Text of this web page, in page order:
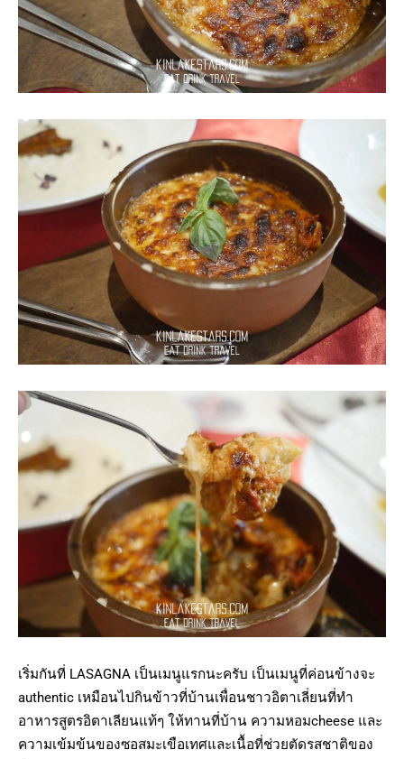
เริ่มกันที่ LASAGNA เป็นเมนูแรกนะครับ เป็นเมนูที่ค่อนข้างจะ
authentic เหมือนไปกินข้าวที่บ้านเพื่อนชาวอิตาเลี่ยนที่ทำ
อาหารสูตรอิตาเลียนแท้ๆ ให้ทานที่บ้าน ความหอมcheese และ
ความเข้มข้นของซอสมะเขือเทศและเนื้อที่ช่วยตัดรสชาติของ